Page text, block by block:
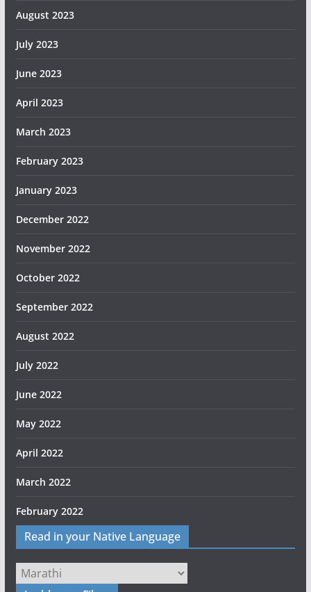
August 2023
July 2023
June 2023
April 2023
March 2023
February 2023
January 2023
December 2022
November 2022
October 2022
September 2022
August 2022
July 2022
June 2022
May 2022
April 2022
March 2022
February 2022
Read in your Native Language